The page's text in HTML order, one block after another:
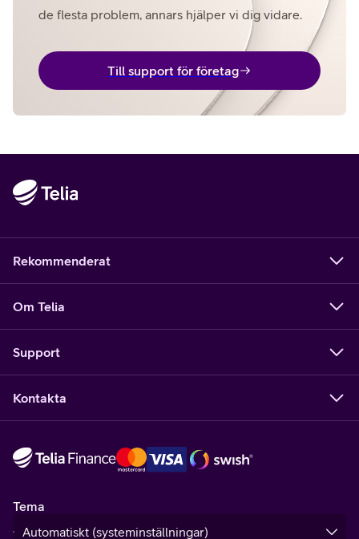
de flesta problem, annars hjälper vi dig vidare.
Till support för företag
Rekommenderat
Om Telia
Support
Kontakta
Tema